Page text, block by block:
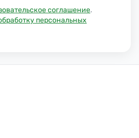
соглашение.
персональных